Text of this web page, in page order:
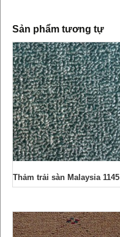
Sản phẩm tương tự
Thảm trải sàn Malaysia 1145